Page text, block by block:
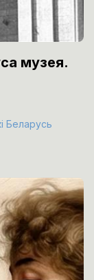
музея.
Беларусь